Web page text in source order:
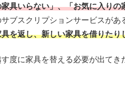
具いらない」、「お気に入りの
ブスクリプションサービスがあ
を返し、新しい家具を借りたり
度に家具を替える必要が出て